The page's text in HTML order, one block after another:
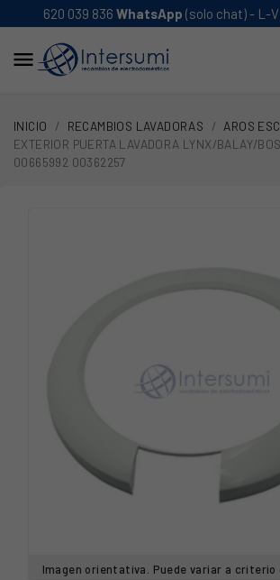
620 039 836 WhatsApp (solo chat) - L-

INICIO RECAMBIOS LAVADORAS AROS
EXTERIOR PUERTA LAVADORA LYNX/BALAY/
00665992 00362257
Imagen orientativa. Puede variar a criterio